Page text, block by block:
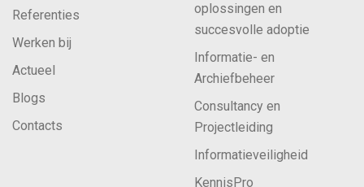
Referenties
Werken bij
Actueel
Blogs
Contacts
oplossingen en
succesvolle adoptie
Informatie- en
Archiefbeheer
Consultancy en
Projectleiding
Informatieveiligheid
KennisPro